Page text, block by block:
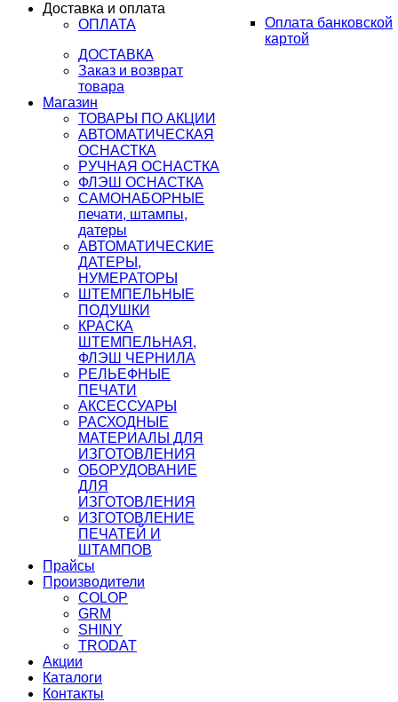
Доставка и оплата
ОПЛАТА
Оплата банковской
картой
ДОСТАВКА
Заказ и возврат
товара
Магазин
ТОВАРЫ ПО АКЦИИ
АВТОМАТИЧЕСКАЯ
ОСНАСТКА
РУЧНАЯ ОСНАСТКА
ФЛЭШ ОСНАСТКА
САМОНАБОРНЫЕ
печати, штампы,
датеры
АВТОМАТИЧЕСКИЕ
ДАТЕРЫ,
НУМЕРАТОРЫ
ШТЕМПЕЛЬНЫЕ
ПОДУШКИ
КРАСКА
ШТЕМПЕЛЬНАЯ,
ФЛЭШ ЧЕРНИЛА
РЕЛЬЕФНЫЕ
ПЕЧАТИ
АКСЕССУАРЫ
РАСХОДНЫЕ
МАТЕРИАЛЫ ДЛЯ
ИЗГОТОВЛЕНИЯ
ОБОРУДОВАНИЕ
ДЛЯ
ИЗГОТОВЛЕНИЯ
ИЗГОТОВЛЕНИЕ
ПЕЧАТЕЙ И
ШТАМПОВ
Прайсы
Производители
COLOP
GRM
SHINY
TRODAT
Акции
Каталоги
Контакты